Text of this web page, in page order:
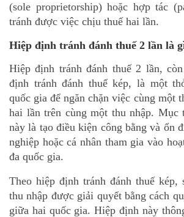
(sole proprietorship) hoặc hợp tác
tránh được việc chịu thuế hai lần.
Hiệp định tránh đánh thuế 2 lần là
Hiệp định tránh đánh thuế 2 lần,
định tránh đánh thuế kép, là một
quốc gia để ngăn chặn việc cùng một
hai lần trên cùng một thu nhập. Mục
này là tạo điều kiện công bằng và ổn
nghiệp hoặc cá nhân tham gia vào
đa quốc gia.
Theo hiệp định tránh đánh thuế kép,
thu nhập được giải quyết bằng cách
giữa hai quốc gia. Hiệp định này